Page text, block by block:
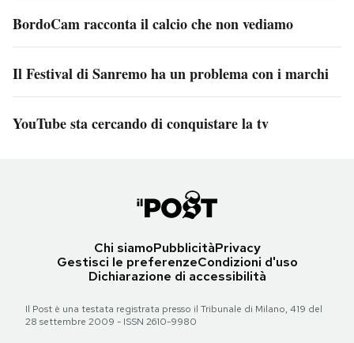
BordoCam racconta il calcio che non vediamo
Il Festival di Sanremo ha un problema con i marchi
YouTube sta cercando di conquistare la tv
Chi siamoPubblicitàPrivacy
Gestisci le preferenzeCondizioni d'uso
Dichiarazione di accessibilità
Il Post è una testata registrata presso il Tribunale di Milano, 419 del
28 settembre 2009 - ISSN 2610-9980